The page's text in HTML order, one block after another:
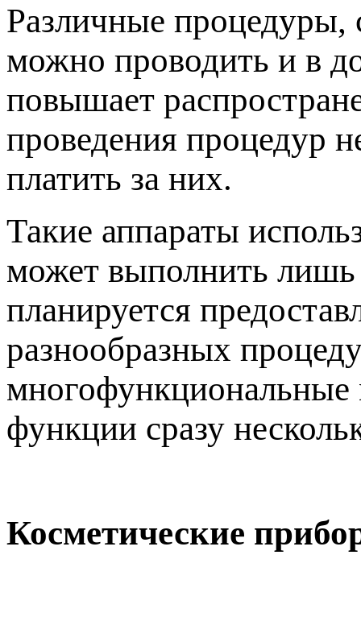
Различные процедуры,
можно проводить и в
повышает
проведения процедур
платить за них.
Такие аппараты
может выполнить
планируется
разнообразных
многофункциональные
функции сразу
Косметические